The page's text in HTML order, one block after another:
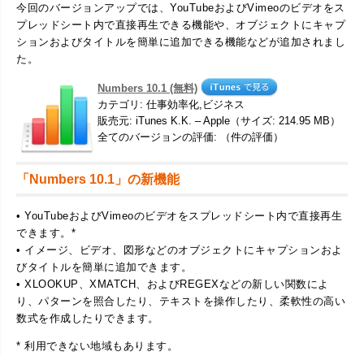
今回のバージョンアップでは、YouTubeおよびVimeoのビデオをス
プレッドシート内で直接再生できる機能や、オブジェクトにキャプ
ションおよびタイトルを簡単に追加できる機能などが追加されまし
た。
Numbers 10.1 (無料)
カテゴリ: 仕事効率化,ビジネス
販売元: iTunes K.K. – Apple（サイズ: 214.95 MB）
全てのバージョンの評価: （件の評価）
「Numbers 10.1」の新機能
• YouTubeおよびVimeoのビデオをスプレッドシート内で直接再生
できます。*
• イメージ、ビデオ、図形などのオブジェクトにキャプションおよ
びタイトルを簡単に追加できます。
• XLOOKUP、XMATCH、およびREGEXなどの新しい関数によ
り、パターンを照合したり、テキストを操作したり、柔軟性の高い
数式を作成したりできます。
* 利用できない地域もあります。